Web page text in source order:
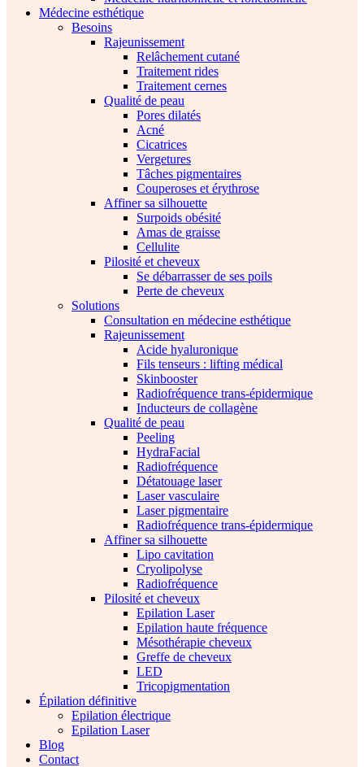
Médecine esthétique
Besoins
Rajeunissement
Relâchement cutané
Traitement rides
Traitement cernes
Qualité de peau
Pores dilatés
Acné
Cicatrices
Vergetures
Tâches pigmentaires
Couperoses et érythrose
Affiner sa silhouette
Surpoids obésité
Amas de graisse
Cellulite
Pilosité et cheveux
Se débarrasser de ses poils
Perte de cheveux
Solutions
Consultation en médecine esthétique
Rajeunissement
Acide hyaluronique
Fils tenseurs : lifting médical
Skinbooster
Radiofréquence trans-épidermique
Inducteurs de collagène
Qualité de peau
Peeling
HydraFacial
Radiofréquence
Détatouage laser
Laser vasculaire
Laser pigmentaire
Radiofréquence trans-épidermique
Affiner sa silhouette
Lipo cavitation
Cryolipolyse
Radiofréquence
Pilosité et cheveux
Epilation Laser
Epilation haute fréquence
Mésothérapie cheveux
Greffe de cheveux
LED
Tricopigmentation
Épilation définitive
Epilation électrique
Epilation Laser
Blog
Contact